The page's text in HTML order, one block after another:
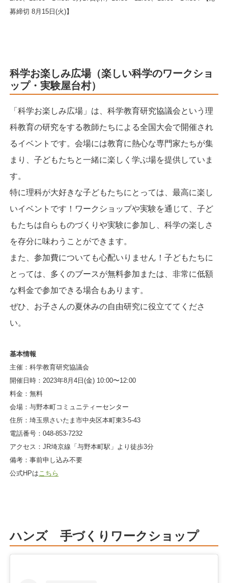
募締切 8月15日(火)】
科学お楽しみ広場（楽しい科学のワークショ
ップ・実験屋台村）
「科学お楽しみ広場」は、科学教育研究協議会という理
科教育の研究をする教師たちによる全国大会で開催され
るイベントです。会場には教育に熱心な専門家たちが集
まり、子どもたちと一緒に楽しく学ぶ場を提供していま
す。
特に理科が大好きな子どもたちにとっては、最高に楽し
いイベントです！ワークショップや実験を通じて、子ど
もたちは自らものづくりや実験に参加し、科学の楽しさ
を存分に味わうことができます。
また、参加費についても心配いりません！子どもたちに
とっては、多くのブースが無料参加または、非常に低額
な料金で参加できる場合もあります。
ぜひ、お子さんの夏休みの自由研究に役立ててくださ
い。
基本情報
主催：科学教育研究協議会
開催日時：2023年8月4日(金) 10:00〜12:00
料金：無料
会場：与野本町コミュニティーセンター
住所：埼玉県さいたま市中央区本町東3-5-43
電話番号：048-853-7232
アクセス：JR埼京線「与野本町駅」より徒歩3分
備考：事前申し込み不要
公式HPは こちら
ハンズ 手づくりワークショップ